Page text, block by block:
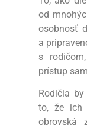
od
osobnosť
a
s
prístup
Rodičia
to, že ich
obrovská